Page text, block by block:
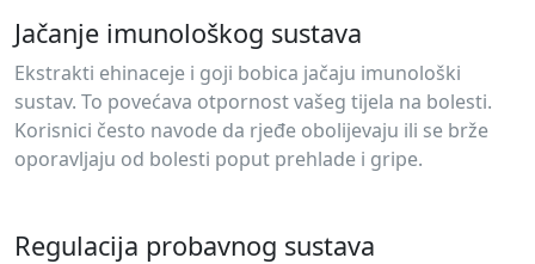
Jačanje imunološkog sustava
Ekstrakti ehinaceje i goji bobica jačaju imunološki
sustav. To povećava otpornost vašeg tijela na bolesti.
Korisnici često navode da rjeđe obolijevaju ili se brže
oporavljaju od bolesti poput prehlade i gripe.
Regulacija probavnog sustava